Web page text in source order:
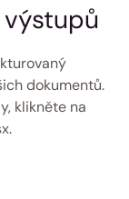
výstupů
dokumentů.
klikněte na